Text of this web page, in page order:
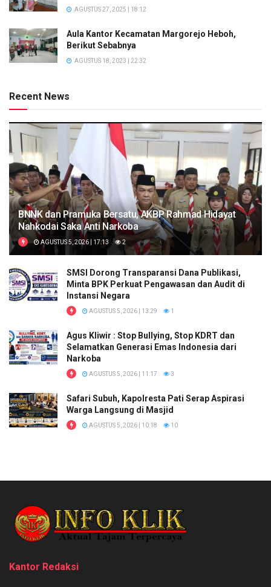
AGUSTUS 27, 2025 | 18:12
Aula Kantor Kecamatan Margorejo Heboh,
Berikut Sebabnya
AGUSTUS 18, 2023 | 22:32
Recent News
BNNK dan Pramuka Bersatu, AKBP Rahmad Hidayat
Nahkodai Saka Anti Narkoba
AGUSTUS 5, 2026 | 17:13 2
SMSI Dorong Transparansi Dana Publikasi,
Minta BPK Perkuat Pengawasan dan Audit di
Instansi Negara
AGUSTUS 5, 2026 | 13:29 1
Agus Kliwir : Stop Bullying, Stop KDRT dan
Selamatkan Generasi Emas Indonesia dari
Narkoba
AGUSTUS 5, 2026 | 11:17 3
Safari Subuh, Kapolresta Pati Serap Aspirasi
Warga Langsung di Masjid
AGUSTUS 5, 2026 | 10:18 10
Kantor Redaksi